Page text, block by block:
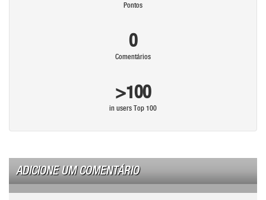
Pontos
0
Comentários
>100
in users Top 100
ADICIONE UM COMENTÁRIO